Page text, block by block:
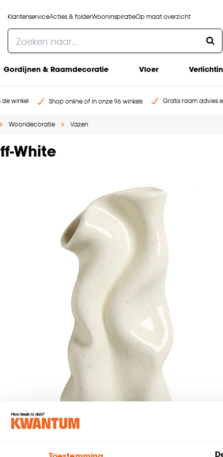
KlantenserviceActies & folderWooninspiratieOp maat overzicht
Gordijnen & Raamdecoratie Vloer
winkel Shop online of in onze 96 winkels Gratis raam advies
Woondecoratie Vazen
White